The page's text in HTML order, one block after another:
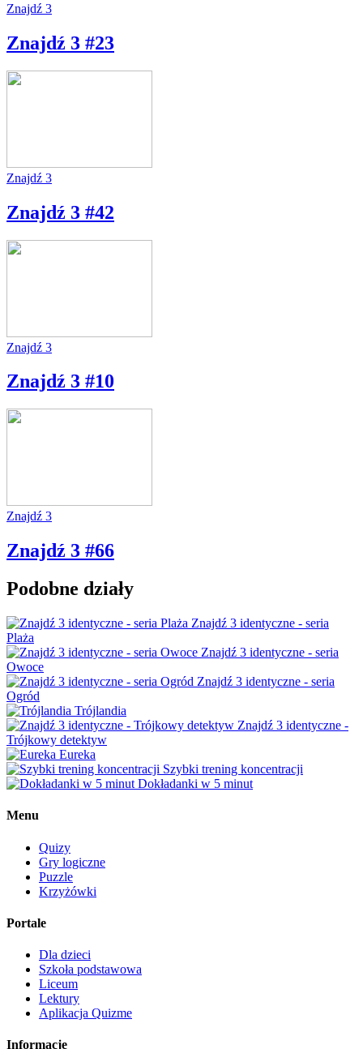
Znajdź 3
Znajdź 3 #23
Znajdź 3
Znajdź 3 #42
Znajdź 3
Znajdź 3 #10
Znajdź 3
Znajdź 3 #66
Podobne działy
Znajdź 3 identyczne - seria
Plaża
Znajdź 3 identyczne - seria
Owoce
Znajdź 3 identyczne - seria
Ogród
Trójlandia
Znajdź 3 identyczne -
Trójkowy detektyw
Eureka
Szybki trening koncentracji
Dokładanki w 5 minut
Menu
Quizy
Gry logiczne
Puzzle
Krzyżówki
Portale
Dla dzieci
Szkoła podstawowa
Liceum
Lektury
Aplikacja Quizme
Informacje